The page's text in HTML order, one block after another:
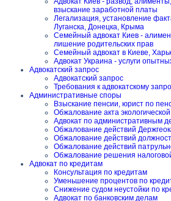
взыскание заработной платы
Легализация, установление
Луганска, Донецка, Крыма
Семейный адвокат Киев -
лишение родительских прав
Семейный адвокат в Киеве,
Адвокат Украина - услуги
Адвокатский запрос
Адвокатский запрос
Требования к адвокатскому
Административные споры
Взыскание пенсии, юрист по
Обжалование акта
Адвокат по административным
Обжалование действий
Обжалование действий
Обжалование действий
Обжалование решения
Адвокат по кредитам
Консультация по кредитам
Уменьшение процентов по
Снижение судом неустойки по
Адвокат по банковским делам